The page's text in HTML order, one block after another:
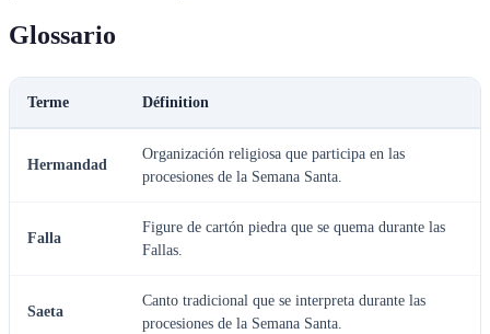
Glossario
Terme Définition
Hermandad
Organización religiosa que participa en las
procesiones de la Semana Santa.
Falla
Figure de cartón piedra que se quema durante las
Fallas.
Saeta
Canto tradicional que se interpreta durante las
procesiones de la Semana Santa.